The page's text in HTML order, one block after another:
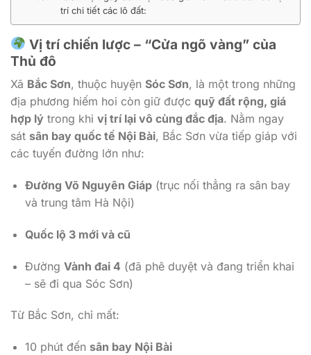
trí chi tiết các lô đất:
Vị trí chiến lược – “Cửa ngõ vàng” của
Thủ đô
Xã Bắc Sơn, thuộc huyện Sóc Sơn, là một trong những
địa phương hiếm hoi còn giữ được quỹ đất rộng, giá
hợp lý trong khi vị trí lại vô cùng đắc địa. Nằm ngay
sát sân bay quốc tế Nội Bài, Bắc Sơn vừa tiếp giáp với
các tuyến đường lớn như:
Đường Võ Nguyên Giáp(trục nối thẳng ra sân bay
và trung tâm Hà Nội)
Quốc lộ 3 mới và cũ
Đường Vành đai 4 (đã phê duyệt và đang triển khai
– sẽ đi qua Sóc Sơn)
Từ Bắc Sơn, chỉ mất:
10 phút đến sân bay Nội Bài